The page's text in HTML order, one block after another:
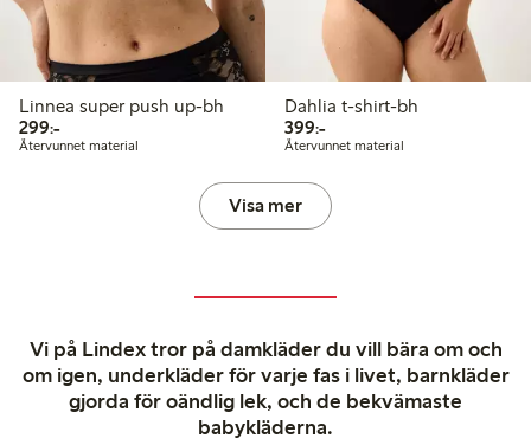
Linnea super push up-bh
299:-299,00 kr
Återvunnet material
Dahlia t-shirt-bh
399:-399,00 kr
Återvunnet material
Visa mer
Vi på Lindex tror på damkläder du vill bära om och
om igen, underkläder för varje fas i livet, barnkläder
gjorda för oändlig lek, och de bekvämaste
babykläderna.